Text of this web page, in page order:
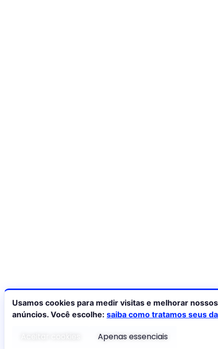
Usamos cookies para medir visitas e melhorar nossos
anúncios. Você escolhe: saiba como tratamos seus
Apenas essenciais